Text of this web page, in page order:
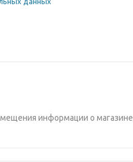
информации о